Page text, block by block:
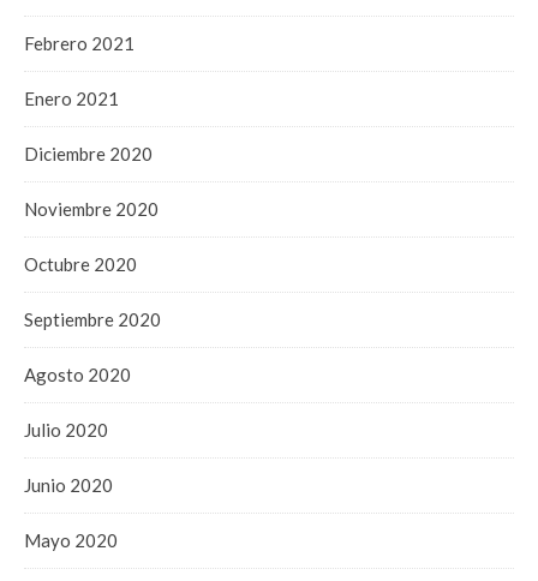
Febrero 2021
Enero 2021
Diciembre 2020
Noviembre 2020
Octubre 2020
Septiembre 2020
Agosto 2020
Julio 2020
Junio 2020
Mayo 2020